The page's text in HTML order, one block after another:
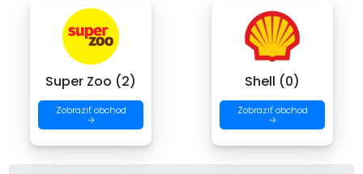
Super Zoo (2)
Zobraziť obchod
→
Shell (0)
Zobraziť obchod
→